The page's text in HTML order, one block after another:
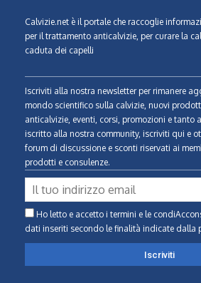
Calvizie.net è il portale che raccoglie
per il trattamento anticalvizie, per curare la
caduta dei capelli
Iscriviti alla nostra newsletter per rimanere
mondo scientifico sulla calvizie, nuovi
anticalvizie, eventi, corsi, promozioni e tanto
iscritto alla nostra community, iscriviti qui e
forum di discussione e sconti riservati ai
prodotti e consulenze.
Ho letto e accetto i termini e le
dati inseriti secondo le finalità indicate dalla